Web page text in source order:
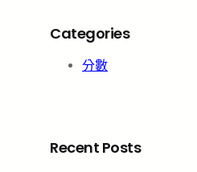
Categories
分數
Recent Posts